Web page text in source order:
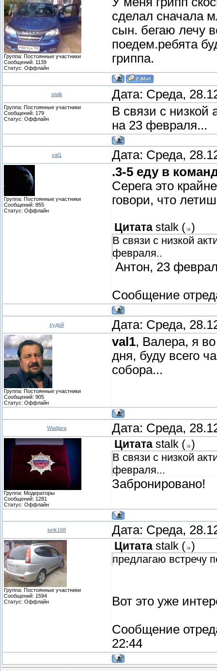
Группа: Постоянные участники
Сообщений: 1139
Статус: Оффлайн
сделал сначала
сын. бегаю лечу
поедем.ребята
гриппа.
stalk Дата: Среда,
Группа: Постоянные участники
Сообщений: 179
Статус: Оффлайн
В связи с низкой
на 23 февраля...
val1 Дата: Среда,
Группа: Постоянные участники
Сообщений: 855
Статус: Оффлайн
.3-5 еду в
Серега это
говори, что
Цитата stalk ( )
В связи с низкой
февраля..
Антон, 23
Сообщение
худой Дата: Среда,
Группа: Постоянные участники
Сообщений: 905
Статус: Оффлайн
val1, Валера, я
дня, буду всего
собора...
Wadjara Дата: Среда,
Группа: Модераторы
Сообщений: 1281
Статус: Оффлайн
Цитата stalk ( )
В связи с низкой
февраля...
Забронировано!
iurik168 Дата: Среда,
Группа: Постоянные участники
Сообщений: 1594
Статус: Оффлайн
Цитата stalk ( )
предлагаю встречу
Вот это уже
Сообщение
22:44